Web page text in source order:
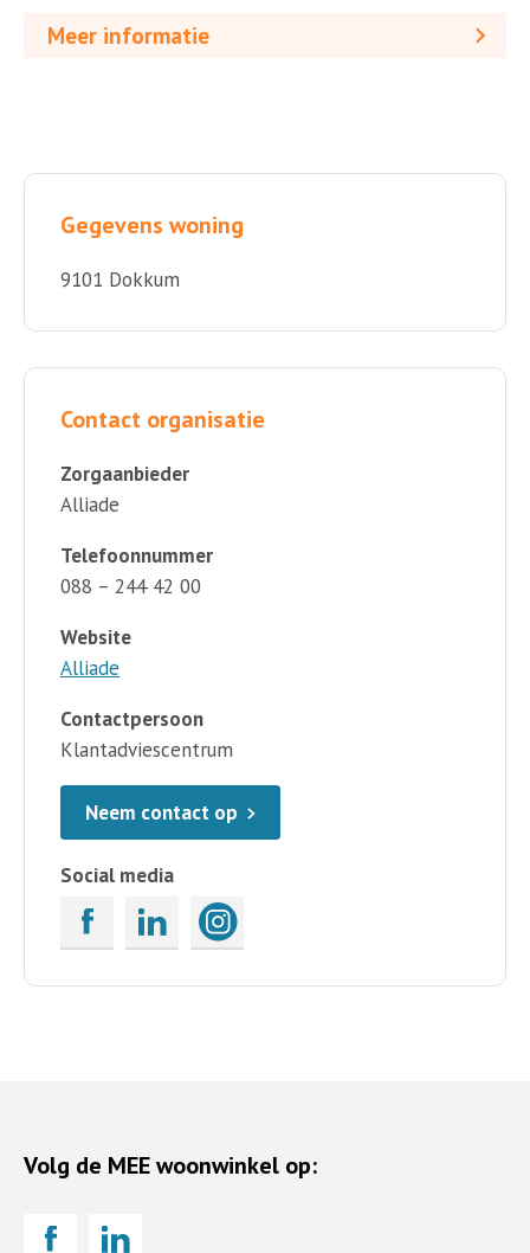
Meer informatie
Gegevens woning
9101 Dokkum
Contact organisatie
Zorgaanbieder
Alliade
Telefoonnummer
088 – 244 42 00
Website
Alliade
Contactpersoon
Klantadviescentrum
Neem contact op
Social media
Volg de MEE woonwinkel op: